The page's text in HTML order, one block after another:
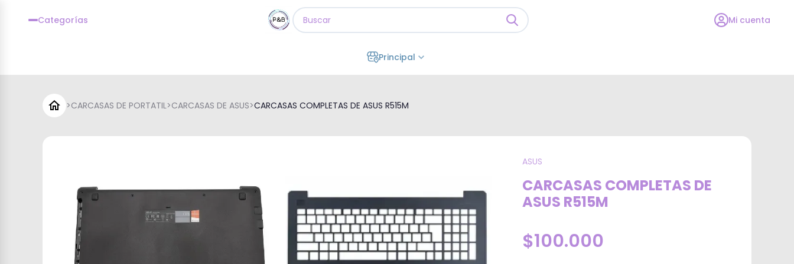
Categorías Mi cuenta
Principal
>CARCASAS DE PORTATIL>CARCASAS DE ASUS>CARCASAS COMPLETAS DE ASUS R515M
ASUS
CARCASAS COMPLETAS DE
ASUS R515M
$100.000